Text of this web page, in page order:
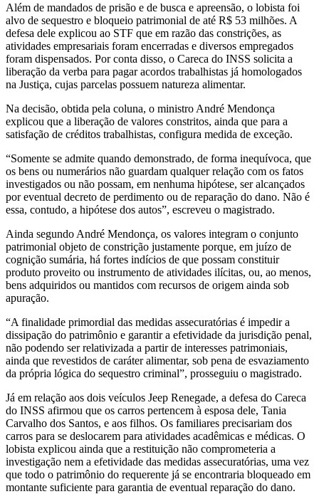
Além de mandados de prisão e de busca e apreensão, o lobista foi
alvo de sequestro e bloqueio patrimonial de até R$ 53 milhões. A
defesa dele explicou ao STF que em razão das constrições, as
atividades empresariais foram encerradas e diversos empregados
foram dispensados. Por conta disso, o Careca do INSS solicita a
liberação da verba para pagar acordos trabalhistas já homologados
na Justiça, cujas parcelas possuem natureza alimentar.
Na decisão, obtida pela coluna, o ministro André Mendonça
explicou que a liberação de valores constritos, ainda que para a
satisfação de créditos trabalhistas, configura medida de exceção.
“Somente se admite quando demonstrado, de forma inequívoca, que
os bens ou numerários não guardam qualquer relação com os fatos
investigados ou não possam, em nenhuma hipótese, ser alcançados
por eventual decreto de perdimento ou de reparação do dano. Não é
essa, contudo, a hipótese dos autos”, escreveu o magistrado.
Ainda segundo André Mendonça, os valores integram o conjunto
patrimonial objeto de constrição justamente porque, em juízo de
cognição sumária, há fortes indícios de que possam constituir
produto proveito ou instrumento de atividades ilícitas, ou, ao menos,
bens adquiridos ou mantidos com recursos de origem ainda sob
apuração.
“A finalidade primordial das medidas assecuratórias é impedir a
dissipação do patrimônio e garantir a efetividade da jurisdição penal,
não podendo ser relativizada a partir de interesses patrimoniais,
ainda que revestidos de caráter alimentar, sob pena de esvaziamento
da própria lógica do sequestro criminal”, prosseguiu o magistrado.
Já em relação aos dois veículos Jeep Renegade, a defesa do Careca
do INSS afirmou que os carros pertencem à esposa dele, Tania
Carvalho dos Santos, e aos filhos. Os familiares precisariam dos
carros para se deslocarem para atividades acadêmicas e médicas. O
lobista explicou ainda que a restituição não comprometeria a
investigação nem a efetividade das medidas assecuratórias, uma vez
que todo o patrimônio do requerente já se encontraria bloqueado em
montante suficiente para garantia de eventual reparação do dano.